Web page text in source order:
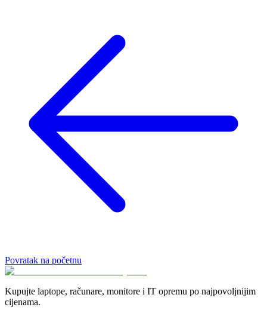
Povratak na početnu
Kupujte laptope, računare, monitore i IT opremu po najpovoljnijim
cijenama.